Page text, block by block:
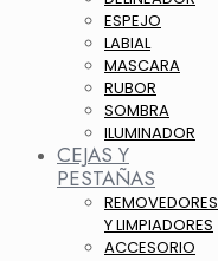
ESPEJO
LABIAL
MASCARA
RUBOR
SOMBRA
ILUMINADOR
CEJAS Y
PESTAÑAS
REMOVEDORES
Y LIMPIADORES
ACCESORIO